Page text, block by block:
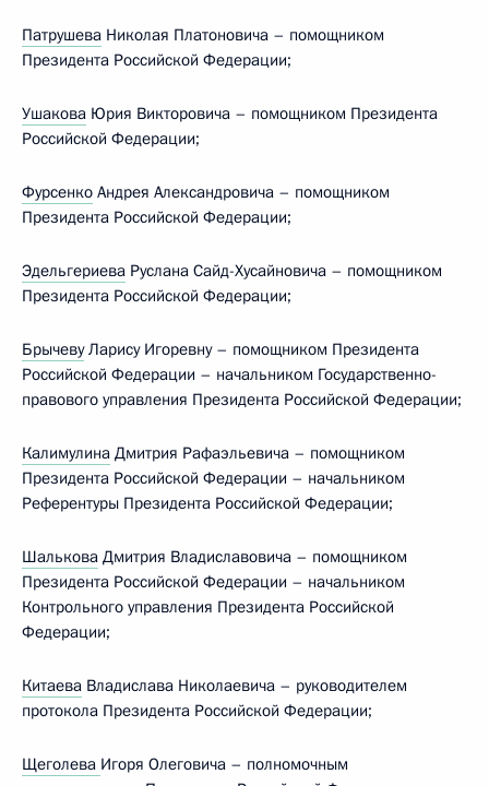
Патрушева Николая Платоновича – помощником
Президента Российской Федерации;
Ушакова Юрия Викторовича – помощником Президента
Российской Федерации;
Фурсенко Андрея Александровича – помощником
Президента Российской Федерации;
Эдельгериева Руслана Сайд-Хусайновича – помощником
Президента Российской Федерации;
БрычевуЛарису Игоревну – помощником Президента
Российской Федерации – начальником Государственно-
правового управления Президента Российской Федерации;
Калимулина Дмитрия Рафаэльевича – помощником
Президента Российской Федерации – начальником
Референтуры Президента Российской Федерации;
Шалькова Дмитрия Владиславовича – помощником
Президента Российской Федерации – начальником
Контрольного управления Президента Российской
Федерации;
Китаева Владислава Николаевича – руководителем
протокола Президента Российской Федерации;
Щеголева Игоря Олеговича – полномочным